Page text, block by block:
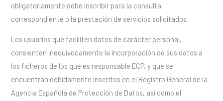
obligatoriamente debe inscribir para la consulta
correspondiente o la prestación de servicios solicitados.
Los usuarios que faciliten datos de carácter personal,
consienten inequívocamente la incorporación de sus datos a
los ficheros de los que es responsable ECP, y que se
encuentran debidamente inscritos en el Registro General de la
Agencia Española de Protección de Datos, así como el